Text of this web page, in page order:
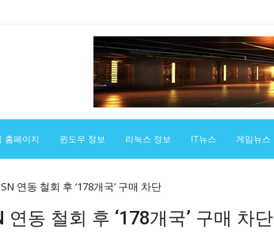
홈페이지 윈도우 정보 리눅스 정보 IT뉴스 게임뉴스
연동 철회 후 ‘178개국’ 구매 차단
동 철회 후 ‘178개국’ 구매 차단